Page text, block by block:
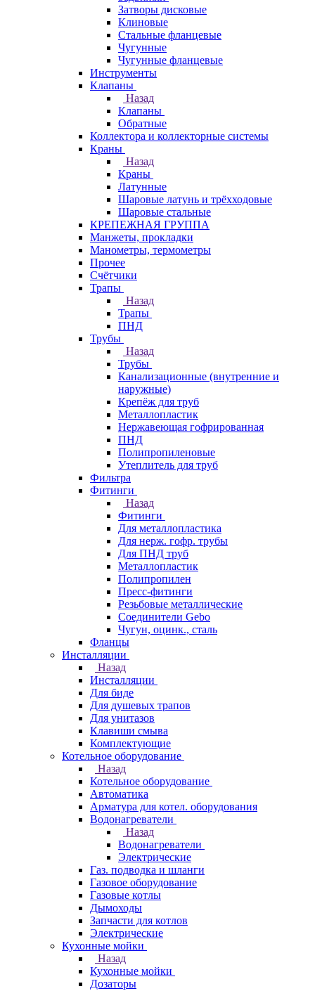
Затворы дисковые
Клиновые
Стальные фланцевые
Чугунные
Чугунные фланцевые
Инструменты
Клапаны
Назад
Клапаны
Обратные
Коллектора и коллекторные системы
Краны
Назад
Краны
Латунные
Шаровые латунь и трёхходовые
Шаровые стальные
КРЕПЕЖНАЯ ГРУППА
Манжеты, прокладки
Манометры, термометры
Прочее
Счётчики
Трапы
Назад
Трапы
ПНД
Трубы
Назад
Трубы
Канализационные (внутренние и
наружные)
Крепёж для труб
Металлопластик
Нержавеющая гофрированная
ПНД
Полипропиленовые
Утеплитель для труб
Фильтра
Фитинги
Назад
Фитинги
Для металлопластика
Для нерж. гофр. трубы
Для ПНД труб
Металлопластик
Полипропилен
Пресс-фитинги
Резьбовые металлические
Соединители Gebo
Чугун, оцинк., сталь
Фланцы
Инсталляции
Назад
Инсталляции
Для биде
Для душевых трапов
Для унитазов
Клавиши смыва
Комплектующие
Котельное оборудование
Назад
Котельное оборудование
Автоматика
Арматура для котел. оборудования
Водонагреватели
Назад
Водонагреватели
Электрические
Газ. подводка и шланги
Газовое оборудование
Газовые котлы
Дымоходы
Запчасти для котлов
Электрические
Кухонные мойки
Назад
Кухонные мойки
Дозаторы